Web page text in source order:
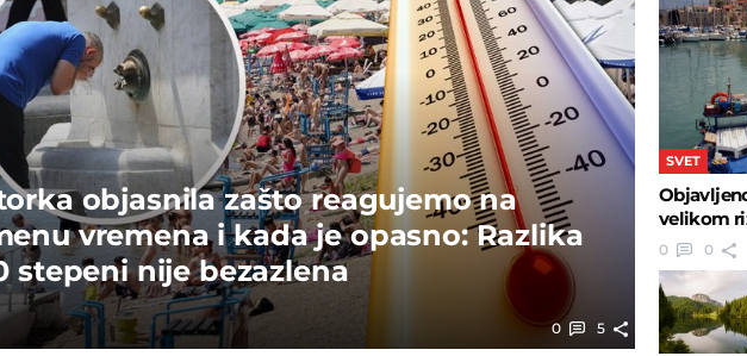
objasnila zašto reagujemo na
vremena i kada je opasno: Razlika
stepeni nije bezazlena
0 5
SVET
velikom
0
0